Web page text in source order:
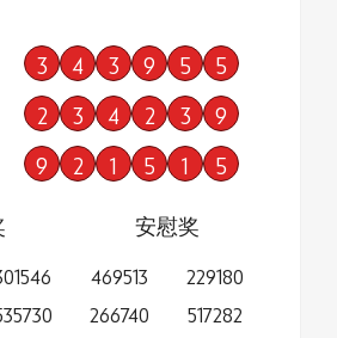
3 4 3 9 5 5
2 3 4 2 3 9
9 2 1 5 1 5
安慰奖
469513
266740
229180
517282